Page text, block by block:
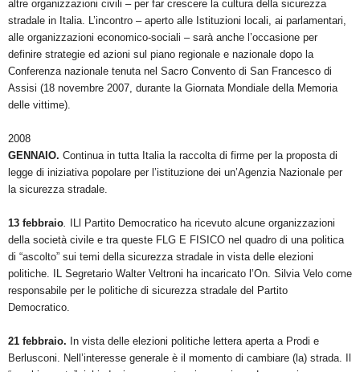
altre organizzazioni civili – per far crescere la cultura della sicurezza
stradale in Italia. L’incontro – aperto alle Istituzioni locali, ai parlamentari,
alle organizzazioni economico-sociali – sarà anche l’occasione per
definire strategie ed azioni sul piano regionale e nazionale dopo la
Conferenza nazionale tenuta nel Sacro Convento di San Francesco di
Assisi (18 novembre 2007, durante la Giornata Mondiale della Memoria
delle vittime).
2008
GENNAIO. Continua in tutta Italia la raccolta di firme per la proposta di
legge di iniziativa popolare per l’istituzione dei un’Agenzia Nazionale per
la sicurezza stradale.
13 febbraio.
ILl Partito Democratico ha ricevuto alcune organizzazioni
della società civile e tra queste FLG E FISICO nel quadro di una politica
di “ascolto” sui temi della sicurezza stradale in vista delle elezioni
politiche. IL Segretario Walter Veltroni ha incaricato l’On. Silvia Velo come
responsabile per le politiche di sicurezza stradale del Partito
Democratico.
21 febbraio. In vista delle elezioni politiche lettera aperta a Prodi e
Berlusconi. Nell’interesse generale è il momento di cambiare (la) strada. Il